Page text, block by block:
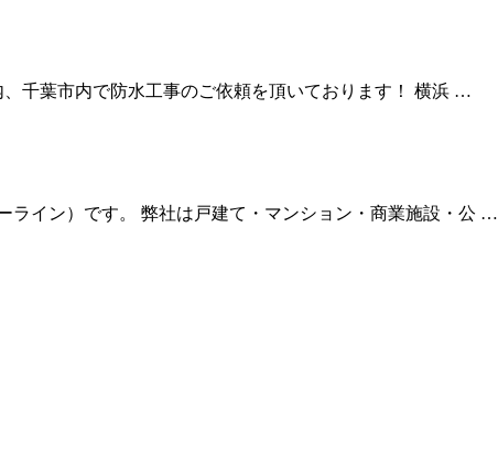
千葉市内で防水工事のご依頼を頂いております！ 横浜 …
ライン）です。 弊社は戸建て・マンション・商業施設・公 …